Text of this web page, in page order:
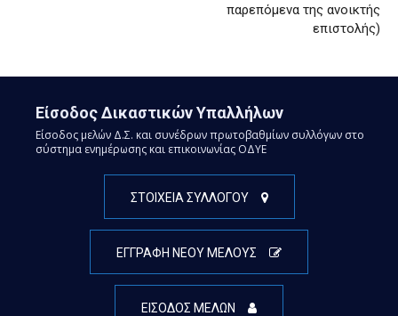
παρεπόμενα της ανοικτής
επιστολής)
Είσοδος Δικαστικών Υπαλλήλων
Είσοδος μελών Δ.Σ. και συνέδρων πρωτοβαθμίων συλλόγων στο
σύστημα ενημέρωσης και επικοινωνίας ΟΔΥΕ
ΣΤΟΙΧΕΙΑ ΣΥΛΛΟΓΟΥ
ΕΓΓΡΑΦΗ ΝΕΟΥ ΜΕΛΟΥΣ
ΕΙΣΟΔΟΣ ΜΕΛΩΝ